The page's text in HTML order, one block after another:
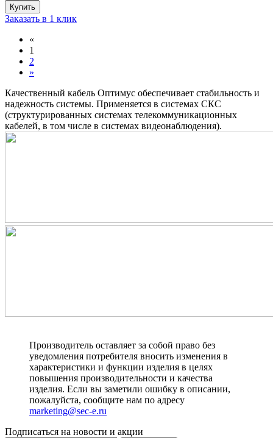
Купить
Заказать в 1 клик
«
1
2
»
Качественный кабель Оптимус обеспечивает стабильность и
надежность системы. Применяется в системах СКС
(структурированных системах телекоммуникационных
кабелей, в том числе в системах видеонаблюдения).
Производитель оставляет за собой право без
уведомления потребителя вносить изменения в
характеристики и функции изделия в целях
повышения производительности и качества
изделия. Если вы заметили ошибку в описании,
пожалуйста, сообщите нам по адресу
marketing@sec-e.ru
Подписаться на новости и акции